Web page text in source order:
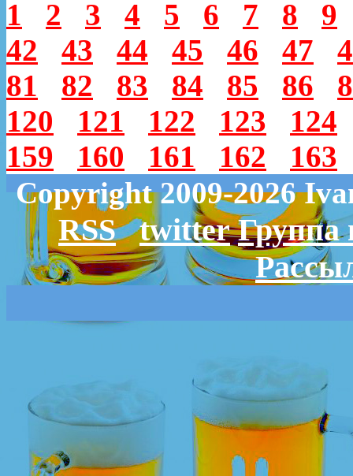
1
2 3 4 5 6 7 8
9
42
43 44 45 46 47
81
82 83 84 85 86
120
121 122 123
124
159
160 161 162
163
Copyright 2009-2026
RSS twitter Группа